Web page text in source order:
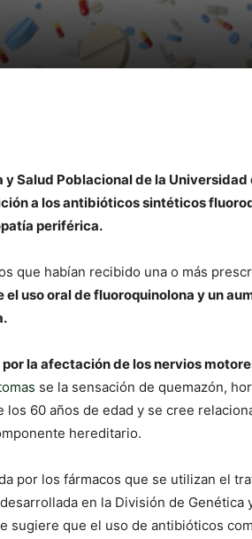
Salud Poblacional de la Universidad
a los antibióticos sintéticos
periférica.
que habían recibido una o más
el uso oral de fluoroquinolona y un
la afectación de los nervios
se la sensación de quemazón,
los 60 años de edad y se cree
hereditario.
por los fármacos que se utilizan el
en la División de Genética
sugiere que el uso de antibióticos